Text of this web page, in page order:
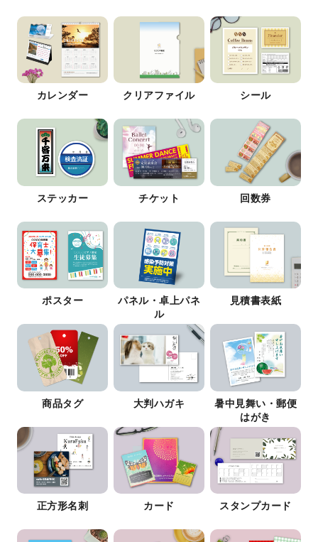
カレンダー クリアファイル シール
ステッカー チケット 回数券
ポスター
パネル・卓上パネ
ル
見積書表紙
商品タグ 大判ハガキ
暑中見舞い・郵便
はがき
正方形名刺 カード スタンプカード